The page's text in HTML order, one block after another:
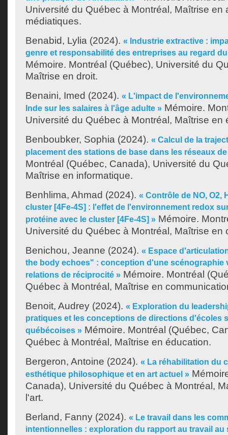
Université du Québec à Montréal, Maîtrise en
médiatiques.
Benabid, Lylia (2024). « Industrie extractive :
genre et responsabilité des entreprises au regard
Mémoire. Montréal (Québec), Université du
Maîtrise en droit.
Benaini, Imed (2024). « L'impact de
Inde sur les salaires à l'âge adulte » Mémoire.
Université du Québec à Montréal, Maîtrise en
Benboubker, Sophia (2024). « Calcul de la
placement des stations de base dans les réseaux
Montréal (Québec, Canada), Université du
Maîtrise en informatique.
Benhlima, Ahmad (2024). « Contrôle de NO, O2,
cluster [4Fe-4S] : l'effet de l'environnement redox
protéine avec le cluster [4Fe-4S] » Mémoire.
Université du Québec à Montréal, Maîtrise en
Benichou, Jeanne (2024). « Espace
the body echoes" : conception d'une scénographie
relations de réciprocité » Mémoire. Montréal
Québec à Montréal, Maîtrise en
Benoit, Audrey (2024). « Exploration du
pratiques et les conceptions de directions d'écoles
québécoises » Mémoire. Montréal (Québec,
Québec à Montréal, Maîtrise en éducation.
Bergeron, Antoine (2024). « La réhabilitation du
esthétique philosophique et en art actuel »
Canada), Université du Québec à Montréal,
l'art.
Berland, Fanny (2024). « Le travail dans les
intentionnelles : exploration du rapport au travail au